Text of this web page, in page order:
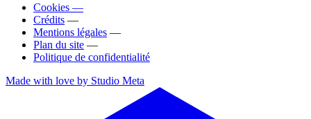
Cookies —
Crédits —
Mentions légales —
Plan du site —
Politique de confidentialité
Made with love by Studio Meta